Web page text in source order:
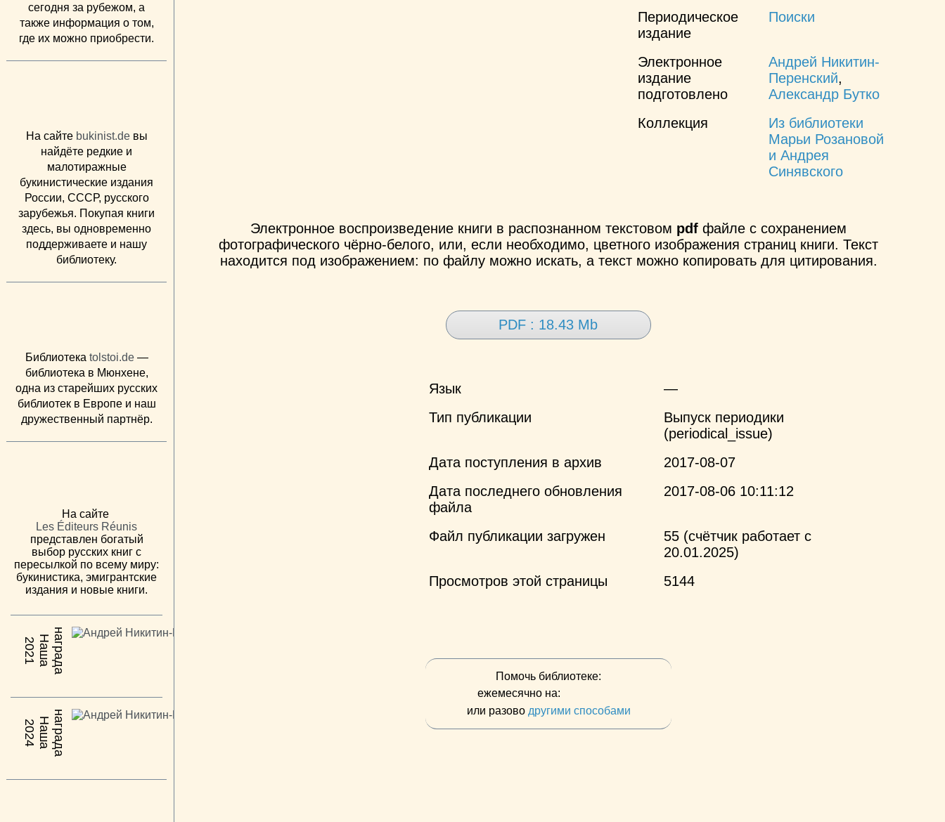
сегодня за рубежом, а
также информация о том,
где их можно приобрести.
На сайте bukinist.deвы
найдёте редкие и
малотиражные
букинистические издания
России, СССР, русского
зарубежья. Покупая книги
здесь, вы одновременно
поддерживаете и нашу
библиотеку.
Библиотека tolstoi.de—
библиотека в Мюнхене,
одна из старейших русских
библиотек в Европе и наш
дружественный партнёр.
На сайте
Les Éditeurs Réunis
представлен богатый
выбор русских книг с
пересылкой по всему миру:
букинистика, эмигрантские
издания и новые книги.
2021 Н
а
ш
ан
а
г
р
а
да
2024 Н
а
ш
ан
а
г
р
а
да
Периодическое
издание
Поиски
Электронное
издание
подготовлено
Андрей Никитин-
Перенский,
Александр Бутко
Коллекция
Из библиотеки
Марьи Розановой
и Андрея
Синявского
Электронное воспроизведение книги в распознанном текстовом pdf файле с сохранением
фотографического чёрно-белого, или, если необходимо, цветного изображения страниц книги. Текст
находится под изображением: по файлу можно искать, а текст можно копировать для цитирования.
PDF : 18.43 Mb
Язык
—
Тип публикации
Выпуск периодики
(periodical_issue)
Дата поступления в архив
2017-08-07
Дата последнего обновления
файла
2017-08-06 10:11:12
Файл публикации загружен
55 (счётчик работает с
20.01.2025)
Просмотров этой страницы
5144
Помочь библиотеке:
ежемесячно на:
или разово другими способами